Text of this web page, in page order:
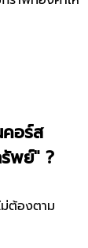
คอร์ส
พย์" ?
ม่ต้องตาม